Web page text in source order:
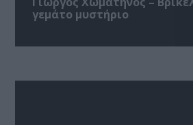
γεμάτο μυστήριο